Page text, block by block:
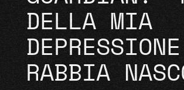
DELLA MIA
RABBIA